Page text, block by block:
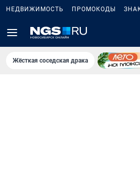
НЕДВИЖИМОСТЬ ПРОМОКОДЫ
Жёсткая соседская драка